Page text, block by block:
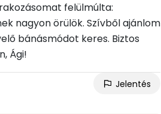
felülmúlta:
nagyon örülök. Szívből ajánlom
bánásmódot keres. Biztos
Ági!
Jelentés